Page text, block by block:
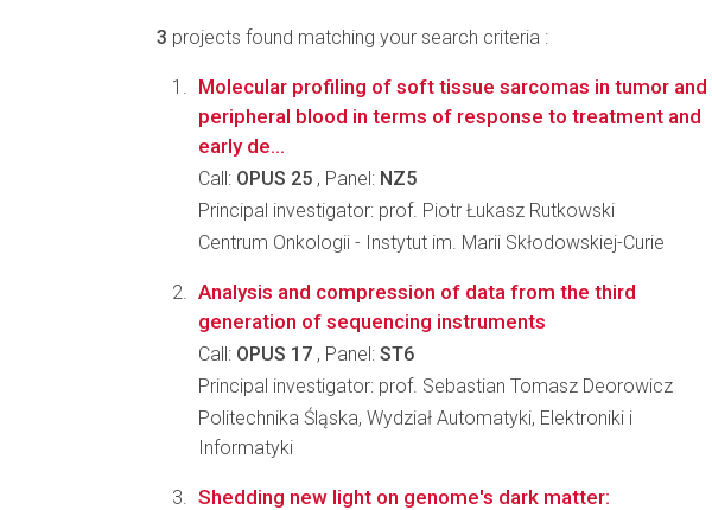
3 projects found matching your search criteria :
Molecular profiling of soft tissue sarcomas in tumor and
peripheral blood in terms of response to treatment and
early de...
Call: OPUS 25 , Panel: NZ5
Principal investigator: prof. Piotr Łukasz Rutkowski
Centrum Onkologii - Instytut im. Marii Skłodowskiej-Curie
Analysis and compression of data from the third
generation of sequencing instruments
Call: OPUS 17 , Panel: ST6
Principal investigator: prof. Sebastian Tomasz Deorowicz
Politechnika Śląska, Wydział Automatyki, Elektroniki i
Informatyki
Shedding new light on genome's dark matter: